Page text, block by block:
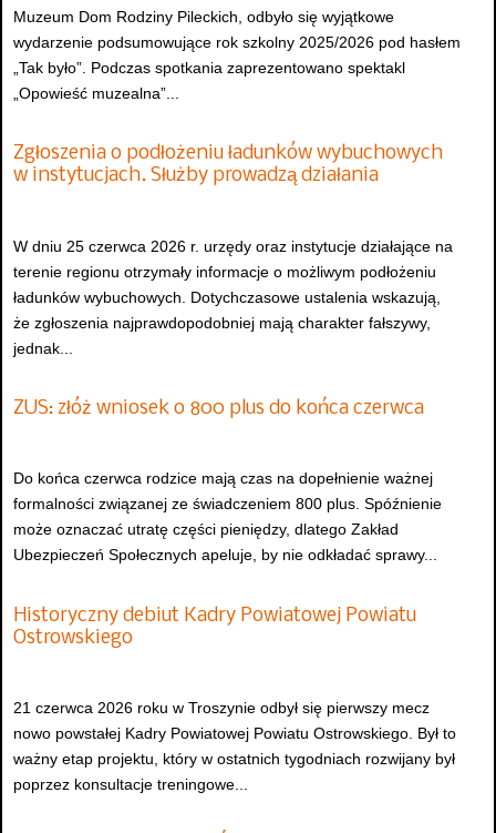
Muzeum Dom Rodziny Pileckich, odbyło się wyjątkowe
wydarzenie podsumowujące rok szkolny 2025/2026 pod hasłem
„Tak było”. Podczas spotkania zaprezentowano spektakl
„Opowieść muzealna”...
Zgłoszenia o podłożeniu ładunków wybuchowych
w instytucjach. Służby prowadzą działania
W dniu 25 czerwca 2026 r. urzędy oraz instytucje działające na
terenie regionu otrzymały informacje o możliwym podłożeniu
ładunków wybuchowych. Dotychczasowe ustalenia wskazują,
że zgłoszenia najprawdopodobniej mają charakter fałszywy,
jednak...
ZUS: złóż wniosek o 800 plus do końca czerwca
Do końca czerwca rodzice mają czas na dopełnienie ważnej
formalności związanej ze świadczeniem 800 plus. Spóźnienie
może oznaczać utratę części pieniędzy, dlatego Zakład
Ubezpieczeń Społecznych apeluje, by nie odkładać sprawy...
Historyczny debiut Kadry Powiatowej Powiatu
Ostrowskiego
21 czerwca 2026 roku w Troszynie odbył się pierwszy mecz
nowo powstałej Kadry Powiatowej Powiatu Ostrowskiego. Był to
ważny etap projektu, który w ostatnich tygodniach rozwijany był
poprzez konsultacje treningowe...